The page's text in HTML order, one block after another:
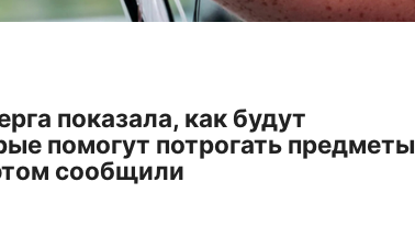
показала, как будут
помогут потрогать предметы
сообщили